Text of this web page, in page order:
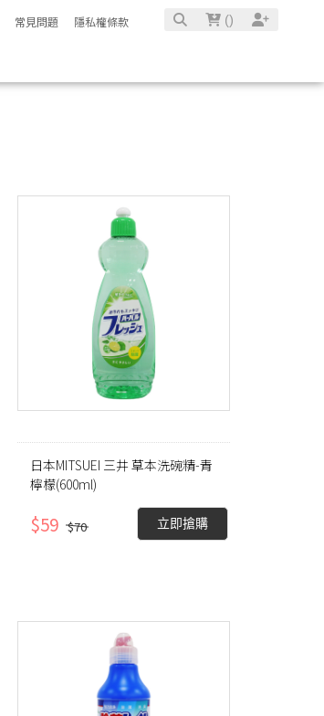
常見問題 隱私權條款 ()
日本MITSUEI 三井 草本洗碗精-青
檸檬(600ml)
$59 $70 立即搶購